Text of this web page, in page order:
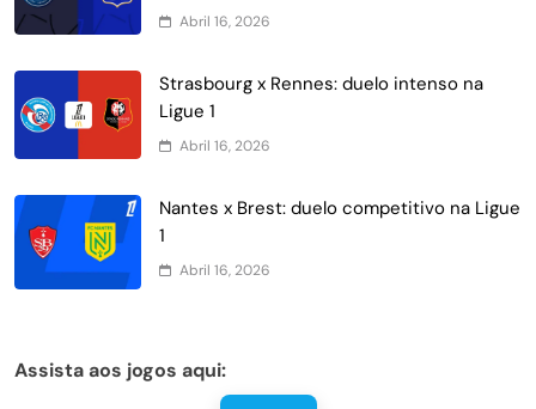
Abril 16, 2026
Strasbourg x Rennes: duelo intenso na
Ligue 1
Abril 16, 2026
Nantes x Brest: duelo competitivo na Ligue
1
Abril 16, 2026
Assista aos jogos aqui: